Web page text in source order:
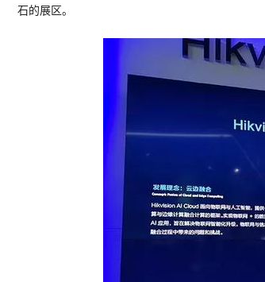
石的展区。